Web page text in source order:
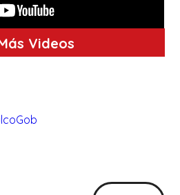
Videos